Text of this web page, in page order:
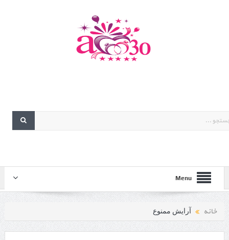
Menu
خانه آرایش ممنوع